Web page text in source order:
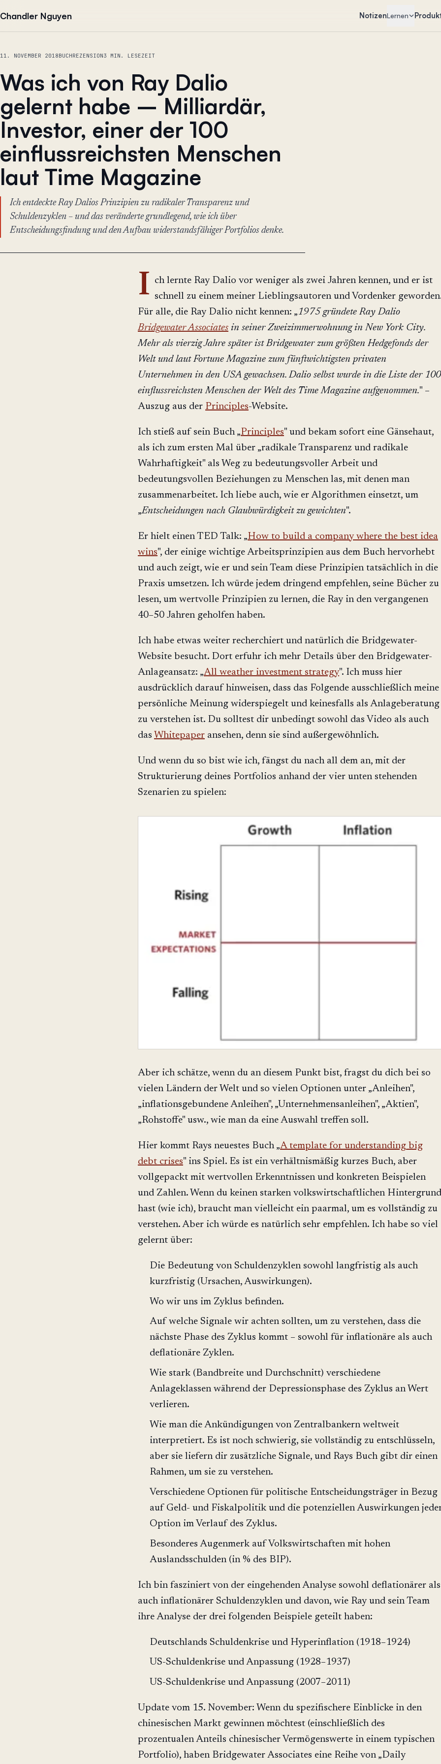
Chandler Nguyen NotizenLernen
11. NOVEMBER 2018BUCHREZENSION3 MIN. LESEZEIT
Was ich von Ray Dalio
gelernt habe – Milliardär,
Investor, einer der 100
einflussreichsten Menschen
laut Time Magazine
Ich entdeckte Ray Dalios Prinzipien zu radikaler Transparenz und
Schuldenzyklen – und das veränderte grundlegend, wie ich über
Entscheidungsfindung und den Aufbau widerstandsfähiger Portfolios denke.
I ch lernte Ray Dalio vor weniger als zwei Jahren kennen, und er ist
schnell zu einem meiner Lieblingsautoren und Vordenker
Für alle, die Ray Dalio nicht kennen: „1975 gründete Ray Dalio
Bridgewater Associates in seiner Zweizimmerwohnung in New York City.
Mehr als vierzig Jahre später ist Bridgewater zum größten Hedgefonds der
Welt und laut Fortune Magazine zum fünftwichtigsten privaten
Unternehmen in den USA gewachsen. Dalio selbst wurde in die Liste der 100
einflussreichsten Menschen der Welt des Time Magazine aufgenommen." –
Auszug aus der Principles-Website.
Ich stieß auf sein Buch „Principles" und bekam sofort eine Gänsehaut,
als ich zum ersten Mal über „radikale Transparenz und radikale
Wahrhaftigkeit" als Weg zu bedeutungsvoller Arbeit und
bedeutungsvollen Beziehungen zu Menschen las, mit denen man
zusammenarbeitet. Ich liebe auch, wie er Algorithmen einsetzt, um
„Entscheidungen nach Glaubwürdigkeit zu gewichten".
Er hielt einen TED Talk: „How to build a company where the best idea
wins", der einige wichtige Arbeitsprinzipien aus dem Buch hervorhebt
und auch zeigt, wie er und sein Team diese Prinzipien tatsächlich in die
Praxis umsetzen. Ich würde jedem dringend empfehlen, seine Bücher zu
lesen, um wertvolle Prinzipien zu lernen, die Ray in den vergangenen
40–50 Jahren geholfen haben.
Ich habe etwas weiter recherchiert und natürlich die Bridgewater-
Website besucht. Dort erfuhr ich mehr Details über den Bridgewater-
Anlageansatz: „All weather investment strategy". Ich muss hier
ausdrücklich darauf hinweisen, dass das Folgende ausschließlich meine
persönliche Meinung widerspiegelt und keinesfalls als Anlageberatung
zu verstehen ist. Du solltest dir unbedingt sowohl das Video als auch
das Whitepaper ansehen, denn sie sind außergewöhnlich.
Und wenn du so bist wie ich, fängst du nach all dem an, mit der
Strukturierung deines Portfolios anhand der vier unten stehenden
Szenarien zu spielen:
Aber ich schätze, wenn du an diesem Punkt bist, fragst du dich bei so
vielen Ländern der Welt und so vielen Optionen unter „Anleihen",
„inflationsgebundene Anleihen", „Unternehmensanleihen", „Aktien",
„Rohstoffe" usw., wie man da eine Auswahl treffen soll.
Hier kommt Rays neuestes Buch „A template for understanding big
debt crises" ins Spiel. Es ist ein verhältnismäßig kurzes Buch, aber
vollgepackt mit wertvollen Erkenntnissen und konkreten Beispielen
und Zahlen. Wenn du keinen starken volkswirtschaftlichen Hintergrund
hast (wie ich), braucht man vielleicht ein paarmal, um es vollständig zu
verstehen. Aber ich würde es natürlich sehr empfehlen. Ich habe so viel
gelernt über:
Die Bedeutung von Schuldenzyklen sowohl langfristig als auch
kurzfristig (Ursachen, Auswirkungen).
Wo wir uns im Zyklus befinden.
Auf welche Signale wir achten sollten, um zu verstehen, dass die
nächste Phase des Zyklus kommt – sowohl für inflationäre als auch
deflationäre Zyklen.
Wie stark (Bandbreite und Durchschnitt) verschiedene
Anlageklassen während der Depressionsphase des Zyklus an Wert
verlieren.
Wie man die Ankündigungen von Zentralbankern weltweit
interpretiert. Es ist noch schwierig, sie vollständig zu entschlüsseln,
aber sie liefern dir zusätzliche Signale, und Rays Buch gibt dir einen
Rahmen, um sie zu verstehen.
Verschiedene Optionen für politische Entscheidungsträger in Bezug
auf Geld- und Fiskalpolitik und die potenziellen Auswirkungen
Option im Verlauf des Zyklus.
Besonderes Augenmerk auf Volkswirtschaften mit hohen
Auslandsschulden (in % des BIP).
Ich bin fasziniert von der eingehenden Analyse sowohl deflationärer als
auch inflationärer Schuldenzyklen und davon, wie Ray und sein Team
ihre Analyse der drei folgenden Beispiele geteilt haben:
Deutschlands Schuldenkrise und Hyperinflation (1918–1924)
US-Schuldenkrise und Anpassung (1928–1937)
US-Schuldenkrise und Anpassung (2007–2011)
Update vom 15. November: Wenn du spezifischere Einblicke in den
chinesischen Markt gewinnen möchtest (einschließlich des
prozentualen Anteils chinesischer Vermögenswerte in einem typischen
Portfolio), haben Bridgewater Associates eine Reihe von „Daily